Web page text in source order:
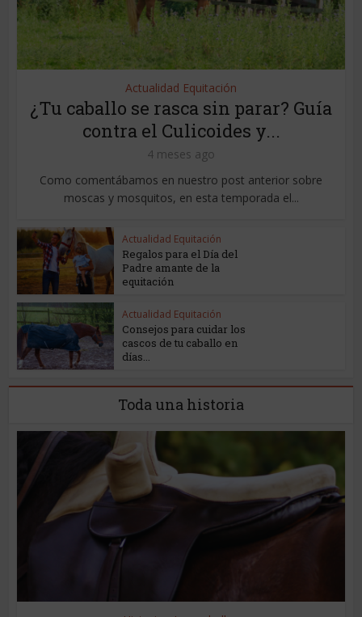
Actualidad Equitación
¿Tu caballo se rasca sin parar? Guía
contra el Culicoides y...
4 meses ago
Como comentábamos en nuestro post anterior sobre
moscas y mosquitos, en esta temporada el...
Actualidad Equitación
Regalos para el Día del
Padre amante de la
equitación
Actualidad Equitación
Consejos para cuidar los
cascos de tu caballo en
días...
Toda una historia